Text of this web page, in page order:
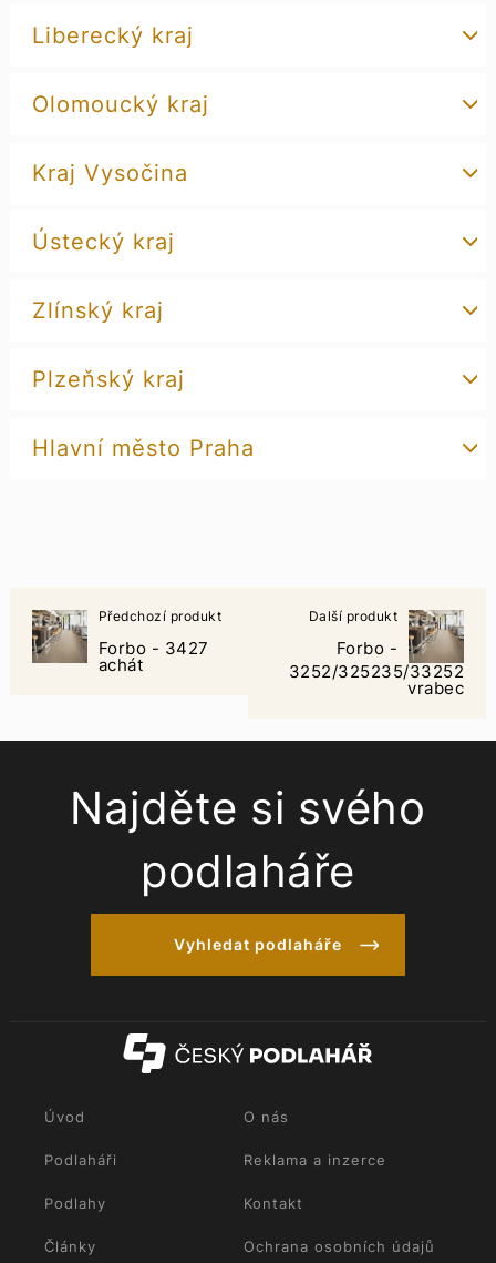
Liberecký kraj
Olomoucký kraj
Kraj Vysočina
Ústecký kraj
Zlínský kraj
Plzeňský kraj
Hlavní město Praha
Předchozí produkt
Forbo - 3427
achát
Další produkt
Forbo -
3252/325235/33252
vrabec
Najděte si svého
podlaháře
Vyhledat podlaháře
Úvod O nás
Podlaháři Reklama a inzerce
Podlahy Kontakt
Články Ochrana osobních údajů